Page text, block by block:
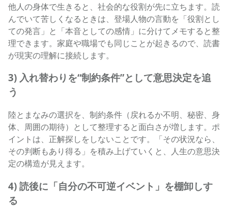
他人の身体で生きると、社会的な役割が先に立ちます。読
んでいて苦しくなるときは、登場人物の言動を「役割とし
ての発言」と「本音としての感情」に分けてメモすると整
理できます。家庭や職場でも同じことが起きるので、読書
が現実の理解に接続します。
3) 入れ替わりを“制約条件”として意思決定を追
う
陸とまなみの選択を、制約条件（戻れるか不明、秘密、身
体、周囲の期待）として整理すると面白さが増します。ポ
イントは、正解探しをしないことです。「その状況なら、
その判断もあり得る」を積み上げていくと、人生の意思決
定の構造が見えます。
4) 読後に「自分の不可逆イベント」を棚卸しす
る